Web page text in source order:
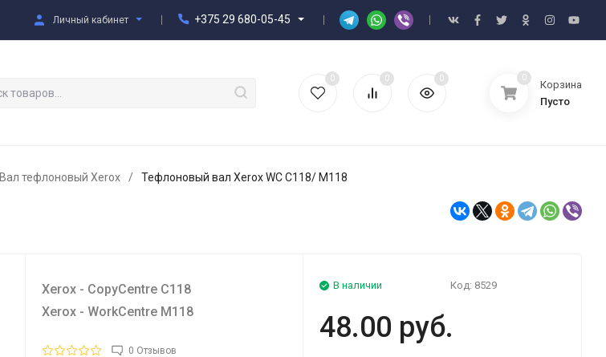
Личный кабинет +375 29 680-05-45
0 0 0 0
Корзина
Пусто
Вал тефлоновый Xerox / Тефлоновый вал Xerox WC C118/ M118
Xerox - CopyCentre C118
Xerox - WorkCentre M118
0 Отзывов
В наличии Код: 8529
48.00 руб.